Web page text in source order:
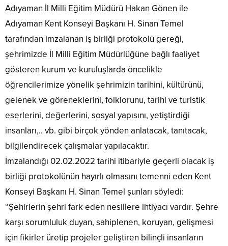
Adıyaman İl Milli Eğitim Müdürü Hakan Gönen ile
Adıyaman Kent Konseyi Başkanı H. Sinan Temel
tarafından imzalanan iş birliği protokolü gereği,
şehrimizde İl Milli Eğitim Müdürlüğüne bağlı faaliyet
gösteren kurum ve kuruluşlarda öncelikle
öğrencilerimize yönelik şehrimizin tarihini, kültürünü,
gelenek ve göreneklerini, folklorunu, tarihi ve turistik
eserlerini, değerlerini, sosyal yapısını, yetiştirdiği
insanları,.. vb. gibi birçok yönden anlatacak, tanıtacak,
bilgilendirecek çalışmalar yapılacaktır.
İmzalandığı 02.02.2022 tarihi itibariyle geçerli olacak iş
birliği protokolünün hayırlı olmasını temenni eden Kent
Konseyi Başkanı H. Sinan Temel şunları söyledi:
“Şehirlerin şehri fark eden nesillere ihtiyacı vardır. Şehre
karşı sorumluluk duyan, sahiplenen, koruyan, gelişmesi
için fikirler üretip projeler geliştiren bilinçli insanların